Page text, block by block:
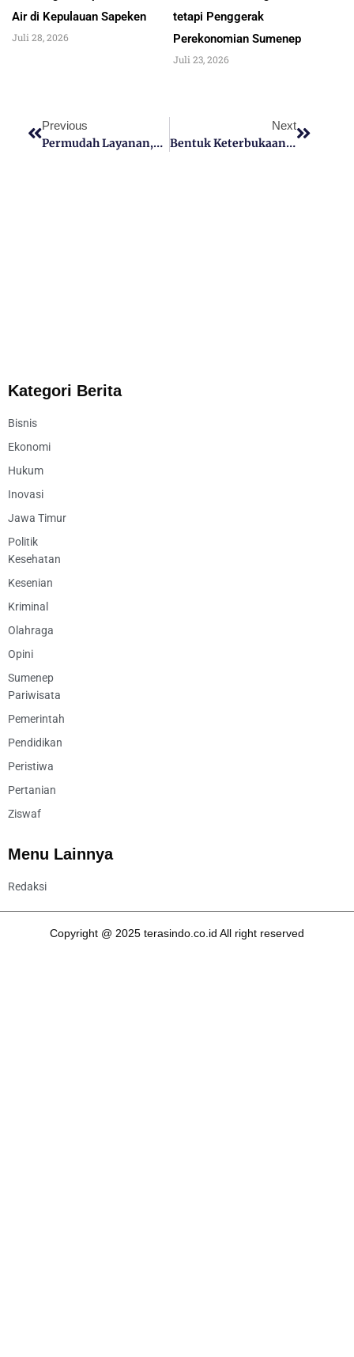
Air di Kepulauan Sapeken
Juli 28, 2026
tetapi Penggerak
Perekonomian Sumenep
Juli 23, 2026
Previous
Permudah Layanan,BPRS Bhakti Sumekar Sumenep Buka Layanan Penukaran Riyal Arab
Next
Bentuk Keterbukaan, Bakesbangpol Sumenep Kembalikan Sisa Anggaran Pilkada Rp 1,6 Miliar Ke Kas Daerah
Kategori Berita
Bisnis
Ekonomi
Hukum
Inovasi
Jawa Timur
Politik
Kesehatan
Kesenian
Kriminal
Olahraga
Opini
Sumenep
Pariwisata
Pemerintah
Pendidikan
Peristiwa
Pertanian
Ziswaf
Menu Lainnya
Redaksi
Copyright @ 2025 terasindo.co.id All right reserved